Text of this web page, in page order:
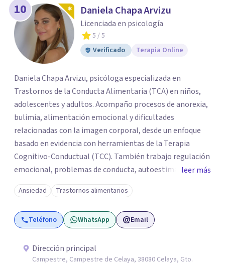
10 Daniela Chapa Arvizu
Licenciada en psicología
5 / 5
Verificado
Terapia Online
Daniela Chapa Arvizu, psicóloga especializada en
Trastornos de la Conducta Alimentaria (TCA) en niños,
adolescentes y adultos. Acompaño procesos de anorexia,
bulimia, alimentación emocional y dificultades
relacionadas con la imagen corporal, desde un enfoque
basado en evidencia con herramientas de la Terapia
Cognitivo-Conductual (TCC). También trabajo regulación
emocional, problemas de conducta, autoestima y
desarrollo de habilidades sociales y emocionales en
población infantil y juvenil. Me mantengo en constante
formación y actualización para brindar el
acompañamiento más efectivo a cada persona. Ofrezco
alimentación consciente, adaptado a las necesidades de
cada paciente y su familia. Atiendo de forma online.
leer más
Ansiedad Trastornos alimentarios
Teléfono WhatsApp Email
Dirección principal
Campestre, Campestre de Celaya, 38080 Celaya, Gto.